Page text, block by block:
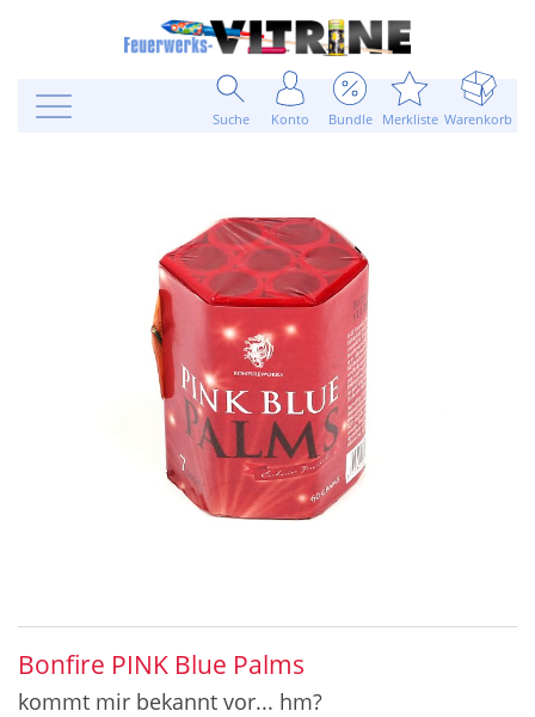
Suche Konto Bundle Merkliste Warenkorb
Bonfire PINK Blue Palms
kommt mir bekannt vor... hm?